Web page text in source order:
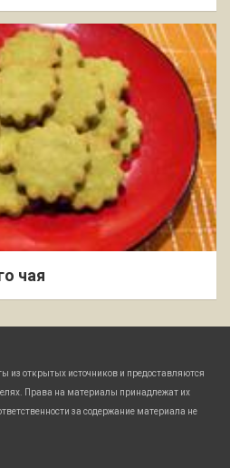
чая
из открытых источников и предоставляются
Права на материалы принадлежат их
за содержание материала не